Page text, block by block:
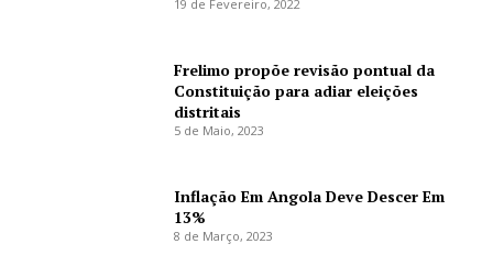
19 de Fevereiro, 2022
Frelimo propõe revisão pontual da
Constituição para adiar eleições
distritais
5 de Maio, 2023
Inflação Em Angola Deve Descer Em
13%
8 de Março, 2023